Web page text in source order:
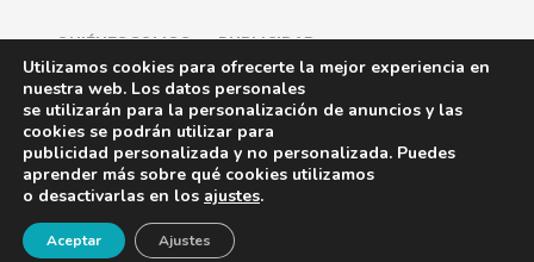
QUIÉNES SOMOS PUBLICIDAD
AVISO LEGAL
POLÍTICA DE COOKIES
POLÍTICA DE PRIVACIDAD
CONTACTO¡Newsletter!
Utilizamos cookies para ofrecerte la mejor experiencia en
nuestra web. Los datos personales
se utilizarán para la personalización de anuncios y las
cookies se podrán utilizar para
publicidad personalizada y no personalizada. Puedes
aprender más sobre qué cookies utilizamos
o desactivarlas en los ajustes.
Aceptar Ajustes